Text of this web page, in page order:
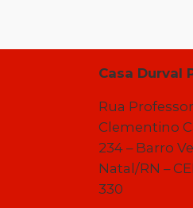
Casa Durval
Rua Professor
Clementino
234 – Barro
Natal/RN –
330